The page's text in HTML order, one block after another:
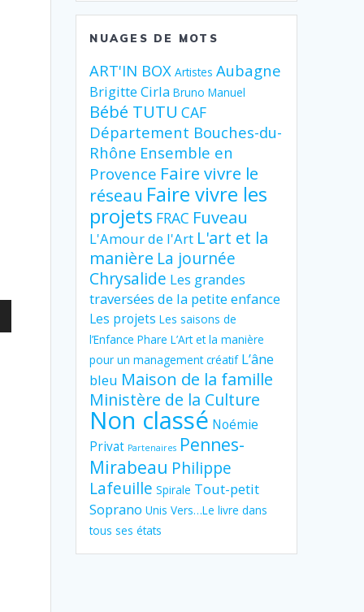
NUAGES DE MOTS
ART'IN BOX Artistes Aubagne
Brigitte Cirla Bruno Manuel
Bébé TUTU CAF
Département Bouches-du-
Rhône Ensemble en
Provence Faire vivre le
réseau Faire vivre les
projets FRAC Fuveau
L'Amour de l'Art L'art et la
manière La journée
Chrysalide Les grandes
traversées de la petite enfance
Les projets Les saisons de
l’Enfance Phare L’Art et la manière
pour un management créatif L’âne
bleu Maison de la famille
Ministère de la Culture
Non classé Noémie
Privat Partenaires Pennes-
Mirabeau Philippe
Lafeuille Spirale Tout-petit
Soprano Unis Vers…Le livre dans
tous ses états